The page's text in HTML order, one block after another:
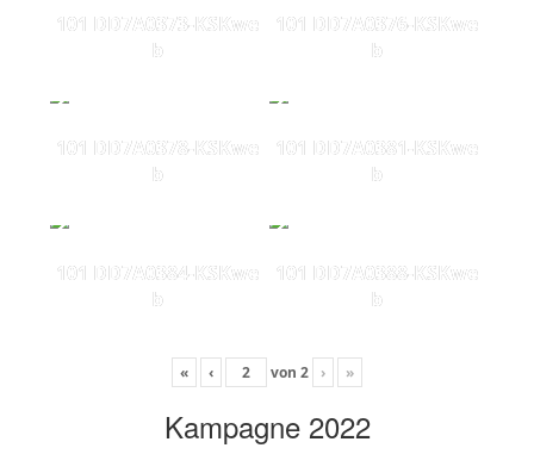
101 DD7A0373-KSKwe
b
101 DD7A0376-KSKwe
b
101 DD7A0378-KSKwe
b
101 DD7A0381-KSKwe
b
101 DD7A0384-KSKwe
b
101 DD7A0388-KSKwe
b
« ‹ von 2 › »
Kampagne 2022